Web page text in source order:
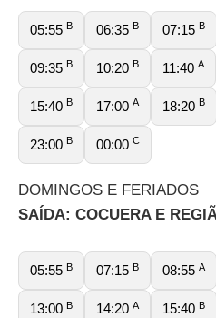
05:55 B 06:35 B 07:15 B
09:35 B 10:20 B 11:40 A
15:40 B 17:00 A 18:20 B
23:00 B 00:00 C
DOMINGOS E FERIADOS
SAÍDA: COCUERA E
05:55 B 07:15 B 08:55 A
13:00 B 14:20 A 15:40 B